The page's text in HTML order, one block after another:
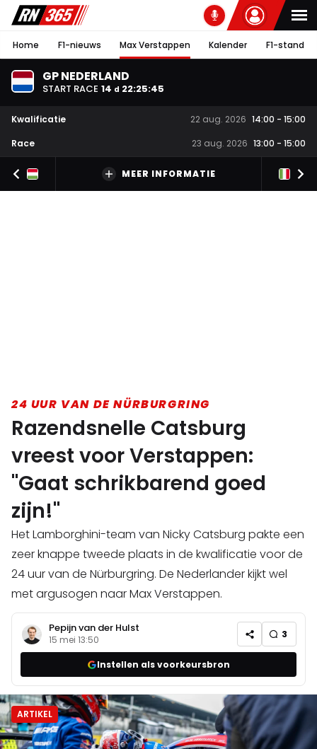
Home F1-nieuws Max Verstappen Kalender F1-stand
GP NEDERLAND
START RACE 14 d 22:25:44
Kwalificatie 22 aug. 2026 14:00 - 15:00
Race
23 aug. 2026 13:00 - 15:00
MEER INFORMATIE
24 UUR VAN DE NÜRBURGRING
Razendsnelle Catsburg
vreest voor Verstappen:
"Gaat schrikbarend goed
zijn!"
Het Lamborghini-team van Nicky Catsburg pakte een
zeer knappe tweede plaats in de kwalificatie voor de
24 uur van de Nürburgring. De Nederlander kijkt wel
met argusogen naar Max Verstappen.
Pepijn van der Hulst
15 mei 13:50 3
Instellen als voorkeursbron
ARTIKEL